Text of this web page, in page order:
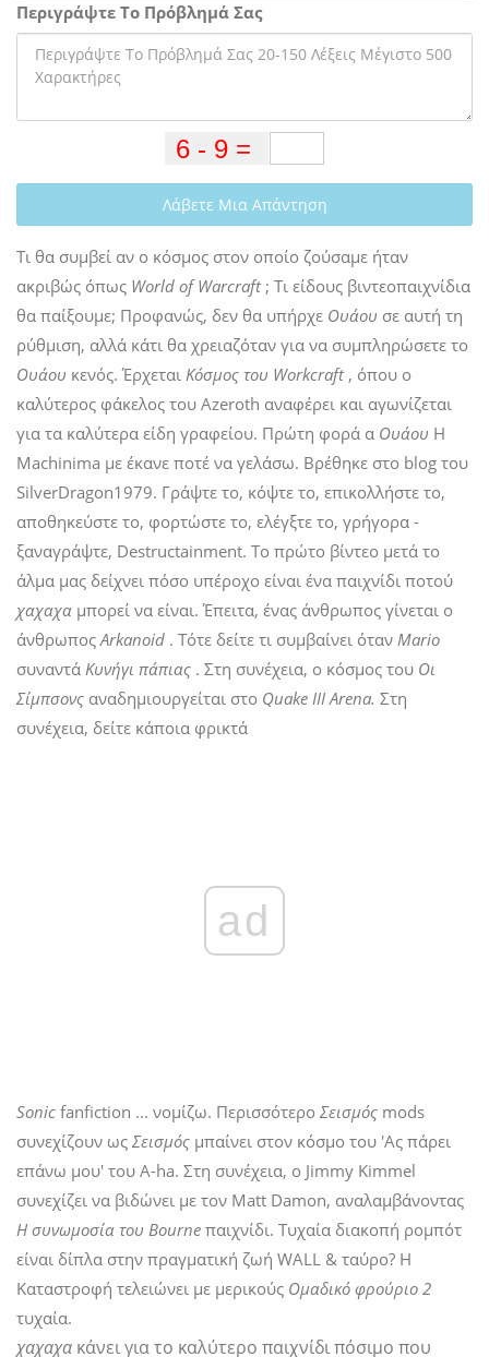
Περιγράψτε Το Πρόβλημά Σας
Λάβετε Μια Απάντηση
Τι θα συμβεί αν ο κόσμος στον οποίο ζούσαμε ήταν
ακριβώς όπως World of Warcraft; Τι είδους βιντεοπαιχνίδια
θα παίξουμε; Προφανώς, δεν θα υπήρχε Ουάου σε αυτή τη
ρύθμιση, αλλά κάτι θα χρειαζόταν για να συμπληρώσετε το
Ουάου κενός. Έρχεται Κόσμος του Workcraft, όπου ο
καλύτερος φάκελος του Azeroth αναφέρει και αγωνίζεται
για τα καλύτερα είδη γραφείου. Πρώτη φορά α Ουάου Η
Machinima με έκανε ποτέ να γελάσω. Βρέθηκε στο blog του
SilverDragon1979. Γράψτε το, κόψτε το, επικολλήστε το,
αποθηκεύστε το, φορτώστε το, ελέγξτε το, γρήγορα -
ξαναγράψτε, Destructainment. Το πρώτο βίντεο μετά το
άλμα μας δείχνει πόσο υπέροχο είναι ένα παιχνίδι ποτού
χαχαχα μπορεί να είναι. Έπειτα, ένας άνθρωπος γίνεται ο
άνθρωποςArkanoid . Τότε δείτε τι συμβαίνει όταν Mario
συναντά Κυνήγι πάπιας . Στη συνέχεια, ο κόσμος του Οι
Σίμπσονς αναδημιουργείται στο Quake III Arena. Στη
συνέχεια, δείτε κάποια φρικτά
ad
Sonic fanfiction ... νομίζω. Περισσότερο Σεισμός mods
συνεχίζουν ως Σεισμός μπαίνει στον κόσμο του 'Ας πάρει
επάνω μου' του A-ha. Στη συνέχεια, ο Jimmy Kimmel
συνεχίζει να βιδώνει με τον Matt Damon, αναλαμβάνοντας
Η συνωμοσία του Bourne παιχνίδι. Τυχαία διακοπή ρομπότ
είναι δίπλα στην πραγματική ζωή WALL & ταύρο? Η
Καταστροφή τελειώνει με μερικούς Ομαδικό φρούριο 2
τυχαία.
χαχαχα κάνει για το καλύτερο παιχνίδι πόσιμο που